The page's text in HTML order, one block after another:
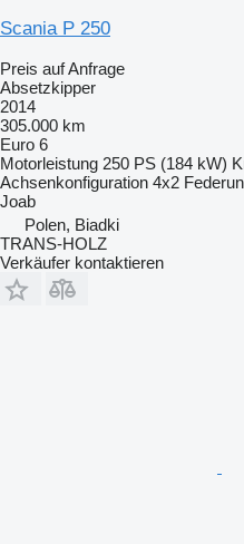
Scania P 250
Preis auf Anfrage
Absetzkipper
2014
305.000 km
Euro 6
Motorleistung 250 PS (184 kW)
Achsenkonfiguration 4x2
Joab
Polen, Biadki
TRANS-HOLZ
Verkäufer kontaktieren